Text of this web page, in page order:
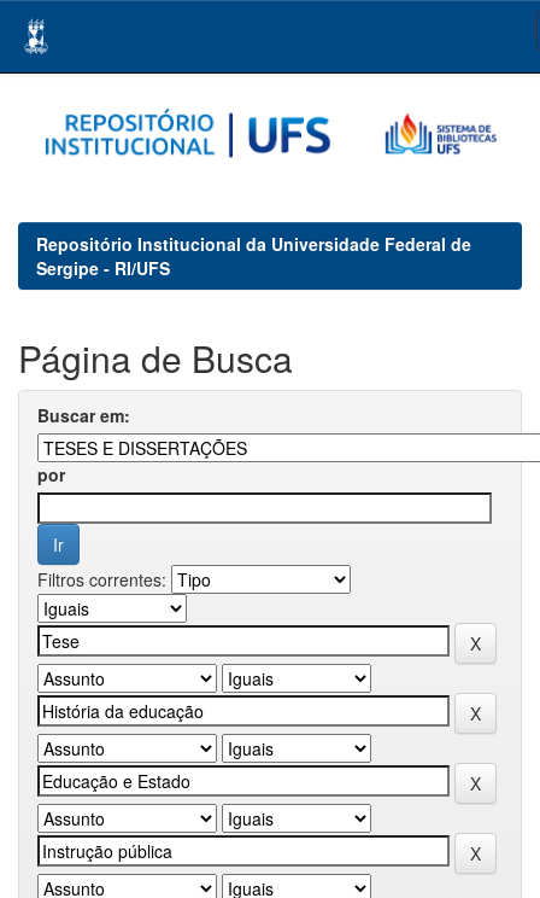
navigation
Repositório Institucional da Universidade Federal de
Sergipe - RI/UFS
Página de Busca
Buscar em:
por
Filtros correntes: